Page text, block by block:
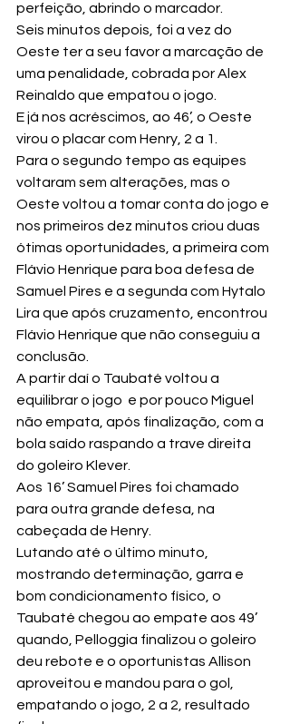
perfeição, abrindo o marcador.
Seis minutos depois, foi a vez do
Oeste ter a seu favor a marcação de
uma penalidade, cobrada por Alex
Reinaldo que empatou o jogo.
E já nos acréscimos, ao 46’, o Oeste
virou o placar com Henry, 2 a 1.
Para o segundo tempo as equipes
voltaram sem alterações, mas o
Oeste voltou a tomar conta do jogo e
nos primeiros dez minutos criou duas
ótimas oportunidades, a primeira com
Flávio Henrique para boa defesa de
Samuel Pires e a segunda com Hytalo
Lira que após cruzamento, encontrou
Flávio Henrique que não conseguiu a
conclusão.
A partir daí o Taubaté voltou a
equilibrar o jogo  e por pouco Miguel
não empata, após finalização, com a
bola saído raspando a trave direita
do goleiro Klever.
Aos 16’ Samuel Pires foi chamado
para outra grande defesa, na
cabeçada de Henry.
Lutando até o último minuto,
mostrando determinação, garra e
bom condicionamento físico, o
Taubaté chegou ao empate aos 49’
quando, Pelloggia finalizou o goleiro
deu rebote e o oportunistas Allison
aproveitou e mandou para o gol,
empatando o jogo, 2 a 2, resultado